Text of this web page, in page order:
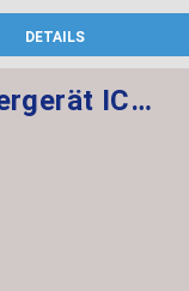
DETAILS
Steuergerät ICM-QL